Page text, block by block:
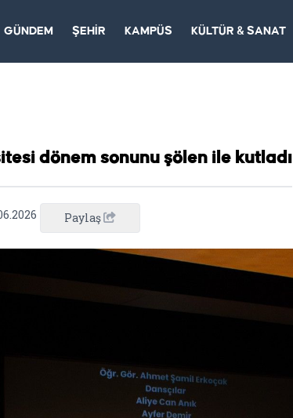
GÜNDEM ŞEHİR KAMPÜS KÜLTÜR & SANAT
dönem sonunu şölen ile kutladı
Paylaş